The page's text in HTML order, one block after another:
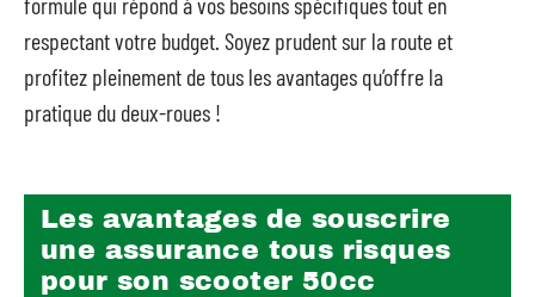
respectant votre budget. Soyez prudent sur la route et
profitez pleinement de tous les avantages qu’offre la
pratique du deux-roues !
Les avantages de souscrire
une assurance tous risques
pour son scooter 50cc